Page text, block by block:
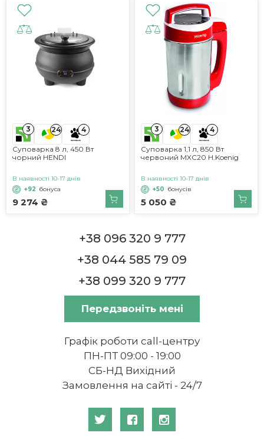
3 24 4
Суповарка 8 л, 450 Вт
чорний HENDI
9 274 ₴
В наявності 10-17 днів
+92 бонуса
3 24 4
Суповарка 1,1 л, 850 Вт
червоний MXC20 H.Koenig
5 050 ₴
В наявності 10-17 днів
+50 бонусів
+38 096 320 9 777
+38 044 585 79 09
+38 099 320 9 777
Передзвоніть мені
Графік роботи call-центру
ПН-ПТ 09:00 - 19:00
СБ-НД Вихідний
Замовлення на сайті - 24/7